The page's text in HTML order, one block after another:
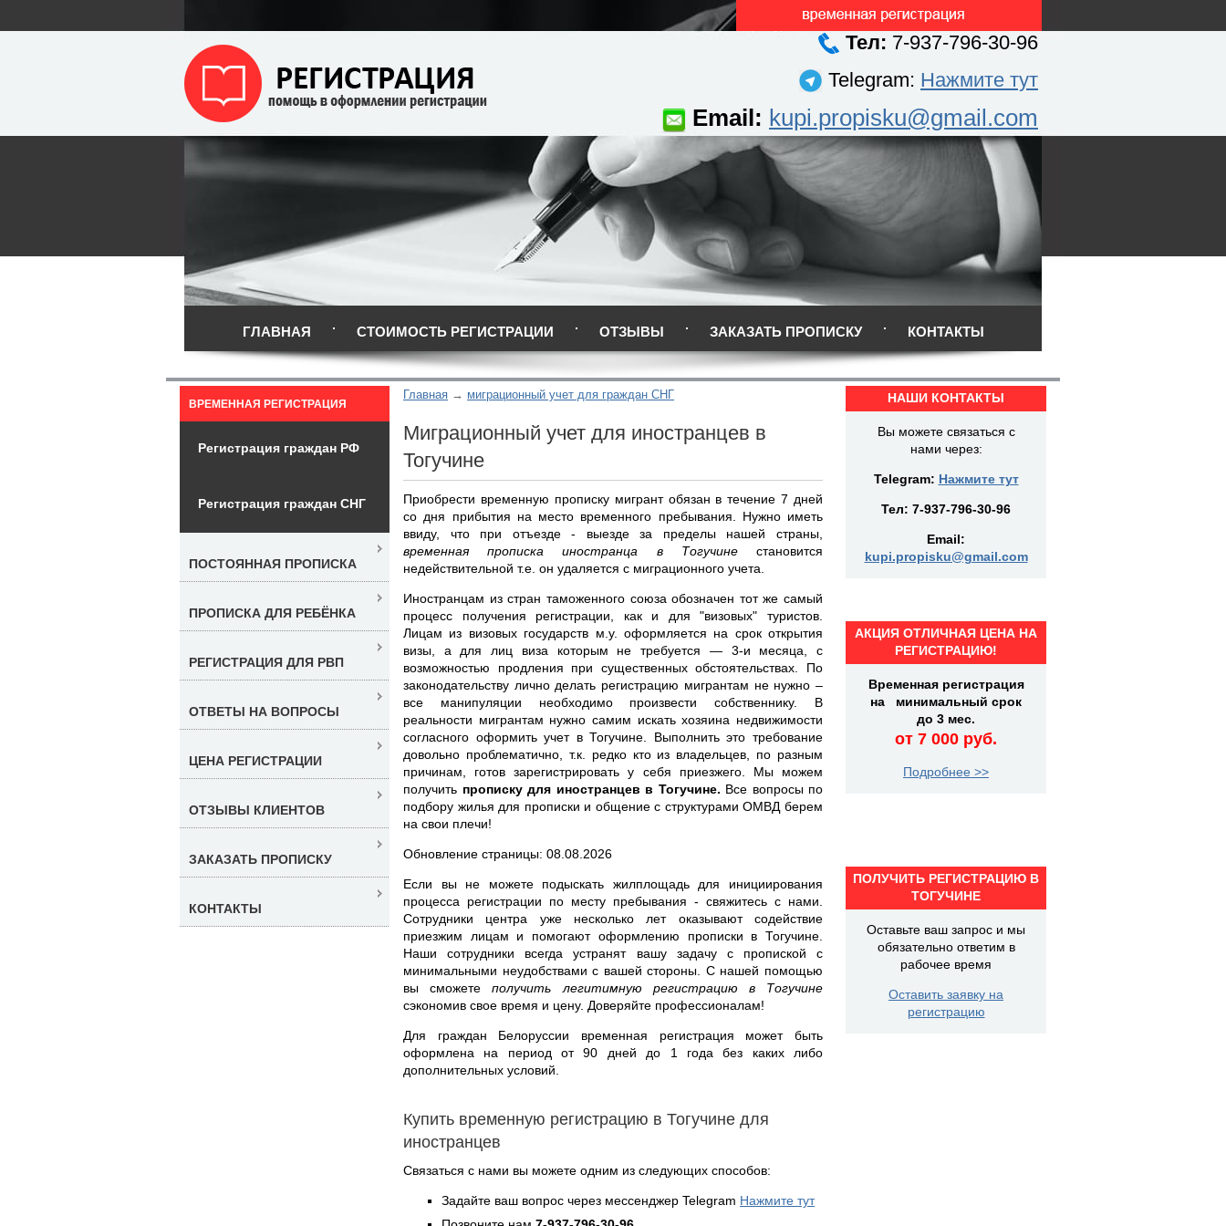
Тел: 7-937-796-30-96
Telegram: Нажмите тут
Email: kupi.propisku@gmail.com
ГЛАВНАЯ СТОИМОСТЬ РЕГИСТРАЦИИ ОТЗЫВЫ ЗАКАЗАТЬ ПРОПИСКУ КОНТАКТЫ
Главная миграционный учет для граждан СНГ
Миграционный учет для иностранцев в
Тогучине
Приобрести временную прописку мигрант обязан в течение 7 дней
со дня прибытия на место временного пребывания. Нужно иметь
ввиду, что при отъезде - выезде за пределы нашей страны,
временная прописка иностранца в Тогучинестановится
недействительной т.е. он удаляется с миграционного учета.
Иностранцам из стран таможенного союза обозначен тот же самый
процесс получения регистрации, как и для "визовых" туристов.
Лицам из визовых государств м.у. оформляется на срок открытия
визы, а для лиц виза которым не требуется — 3-и месяца, с
возможностью продления при существенных обстоятельствах. По
законодательству лично делать регистрацию мигрантам не нужно –
все манипуляции необходимо произвести собственнику. В
реальности мигрантам нужно самим искать хозяина недвижимости
согласного оформить учет в Тогучине. Выполнить это требование
довольно проблематично, т.к. редко кто из владельцев, по разным
причинам, готов зарегистрировать у себя приезжего. Мы можем
получить прописку для иностранцев в Тогучине. Все вопросы по
подбору жилья для прописки и общение с структурами ОМВД берем
на свои плечи!
Обновление страницы: 08.08.2026
Если вы не можете подыскать жилплощадь для инициирования
процесса регистрации по месту пребывания - свяжитесь с нами.
Сотрудники центра уже несколько лет оказывают содействие
приезжим лицам и помогают оформлению прописки в Тогучине.
Наши сотрудники всегда устранят вашу задачу с пропиской с
минимальными неудобствами с вашей стороны. С нашей помощью
вы сможетеполучить легитимную регистрацию в Тогучине
сэкономив свое время и цену. Доверяйте профессионалам!
Для граждан Белоруссии временная регистрация может быть
оформлена на период от 90 дней до 1 года без каких либо
дополнительных условий.
Купить временную регистрацию в Тогучине для
иностранцев
Связаться с нами вы можете одним из следующих способов:
Задайте ваш вопрос через мессенджер Telegram Нажмите тут
ВРЕМЕННАЯ РЕГИСТРАЦИЯ
Регистрация граждан РФ
Регистрация граждан СНГ
ПОСТОЯННАЯ ПРОПИСКА
ПРОПИСКА ДЛЯ РЕБЁНКА
РЕГИСТРАЦИЯ ДЛЯ РВП
ОТВЕТЫ НА ВОПРОСЫ
ЦЕНА РЕГИСТРАЦИИ
ОТЗЫВЫ КЛИЕНТОВ
ЗАКАЗАТЬ ПРОПИСКУ
КОНТАКТЫ
НАШИ КОНТАКТЫ
Вы можете связаться с
нами через:
Telegram: Нажмите тут
Тел: 7-937-796-30-96
Email:
kupi.propisku@gmail.com
АКЦИЯ ОТЛИЧНАЯ ЦЕНА НА
РЕГИСТРАЦИЮ!
Временная регистрация
на минимальный срок
до 3 мес.
от 7 000 руб.
Подробнее >>
ПОЛУЧИТЬ РЕГИСТРАЦИЮ В
ТОГУЧИНЕ
Оставьте ваш запрос и мы
обязательно ответим в
рабочее время
Оставить заявку на
регистрацию